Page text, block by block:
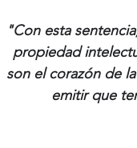
"Con esta
propiedad
son el corazón de
emitir que